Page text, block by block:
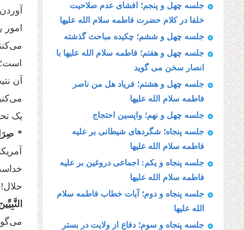
جلسه چهل و پنجم؛ افشای عدم صلاحیت
خلفا در کلام حضرت فاطمه سلام الله علیها
جلسه چهل و ششم؛ چکیده مباحث گذشته
جلسه چهل و هفتم؛ فاطمه سلام الله علیها با
انصار سخن می گوید
جلسه چهل و هشتم؛ فریاد هل من ناصر
فاطمه سلام الله علیها
جلسه چهل و نهم؛ واپسین احتجاج
جلسه پنجاه؛ شگردهای شیطانی بر علیه
فاطمه سلام الله علیها
جلسه پنجاه و یکم: اجماعی دروغین بر علیه
فاطمه سلام الله علیها
جلسه پنجاه و دوم؛ آیات خطاب فاطمه سلام
الله علیها
جلسه پنجاه و سوم؛ دفاع از ولایت در بستر
آن
یک
*